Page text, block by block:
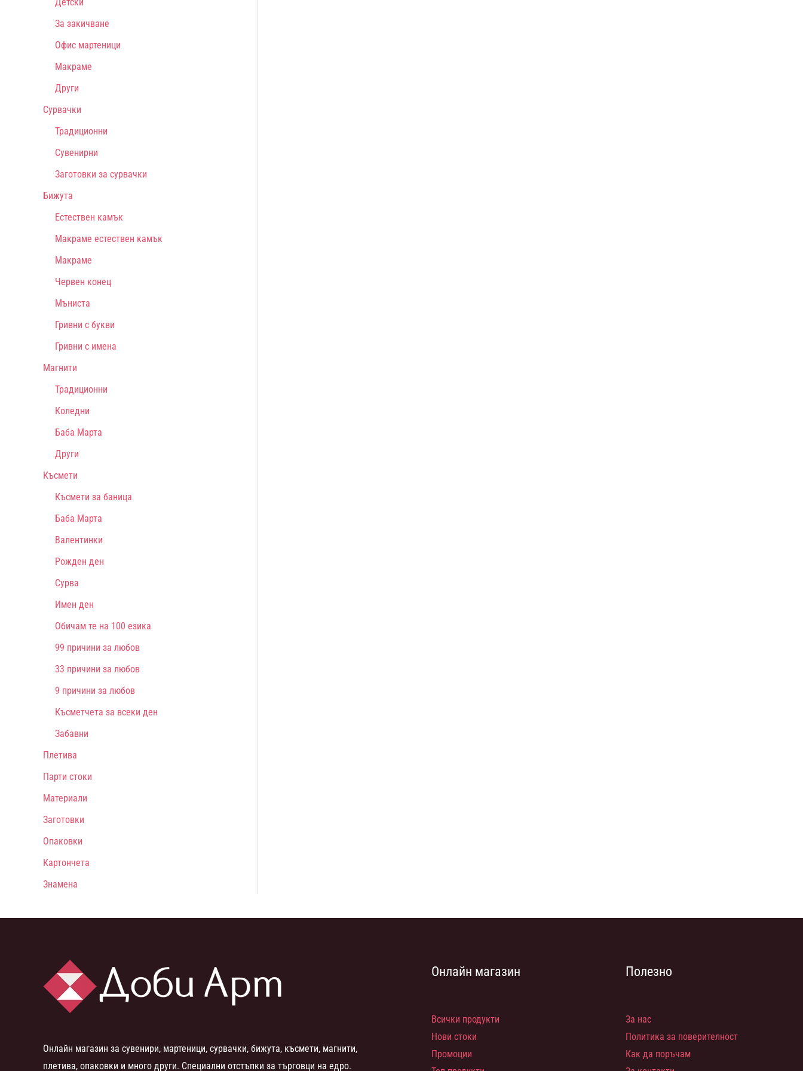
За закичване
Офис мартеници
Макраме
Други
Сурвачки
Традиционни
Сувенирни
Заготовки за сурвачки
Бижута
Естествен камък
Макраме естествен камък
Макраме
Червен конец
Мъниста
Гривни с букви
Гривни с имена
Магнити
Традиционни
Коледни
Баба Марта
Други
Късмети
Късмети за баница
Баба Марта
Валентинки
Рожден ден
Сурва
Имен ден
Обичам те на 100 езика
99 причини за любов
33 причини за любов
9 причини за любов
Късметчета за всеки ден
Забавни
Плетива
Парти стоки
Материали
Заготовки
Опаковки
Картончета
Знамена
Онлайн магазин за сувенири, мартеници, сурвачки, бижута, късмети, магнити,
плетива, опаковки и много други. Специални отстъпки за търговци на едро.
Онлайн магазин
Всички продукти
Нови стоки
Промоции
Полезно
За нас
Политика за поверителност
Как да поръчам